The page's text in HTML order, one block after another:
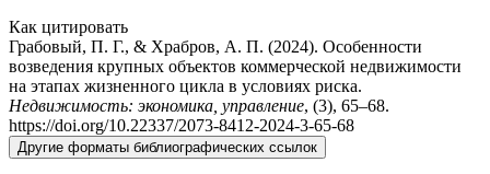
Информация
о статье
Как цитировать
Грабовый, П. Г., & Храбров, А. П. (2024). Особенности
возведения крупных объектов коммерческой недвижимости
на этапах жизненного цикла в условиях риска.
Недвижимость: экономика, управление, (3), 65–68.
https://doi.org/10.22337/2073-8412-2024-3-65-68
Другие форматы библиографических ссылок